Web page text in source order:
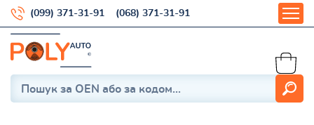
(099) 371-31-91 (068) 371-31-91